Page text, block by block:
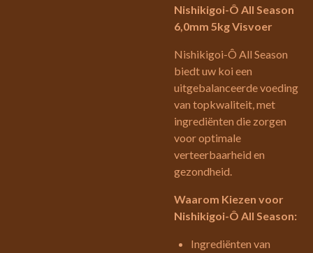
Nishikigoi-Ô All Season
6,0mm 5kg Visvoer
Nishikigoi-Ô All Season
biedt uw koi een
uitgebalanceerde voeding
van topkwaliteit, met
ingrediënten die zorgen
voor optimale
verteerbaarheid en
gezondheid.
Waarom Kiezen voor
Nishikigoi-Ô All Season:
Ingrediënten van